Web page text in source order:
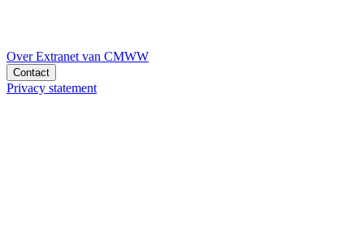
Over Extranet van CMWW
Contact
Privacy statement